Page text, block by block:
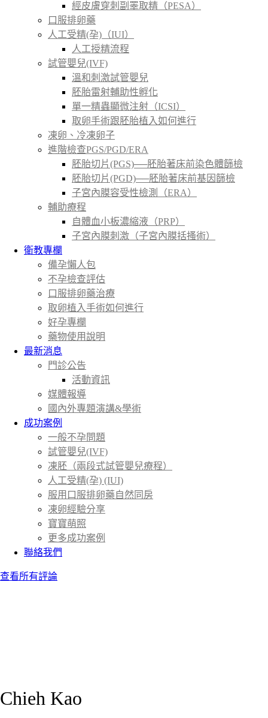
經皮膚穿刺副睪取精（PESA）
口服排卵藥
人工受精(孕)（IUI）
人工授精流程
試管嬰兒(IVF)
溫和刺激試管嬰兒
胚胎雷射輔助性孵化
單一精蟲顯微注射（ICSI）
取卵手術跟胚胎植入如何進行
凍卵、冷凍卵子
進階檢查PGS/PGD/ERA
胚胎切片(PGS)──胚胎著床前染色體篩檢
胚胎切片(PGD)──胚胎著床前基因篩檢
子宮內膜容受性檢測（ERA）
輔助療程
自體血小板濃縮液（PRP）
子宮內膜刺激（子宮內膜括搔術）
衛教專欄
備孕懶人包
不孕檢查評估
口服排卵藥治療
取卵植入手術如何進行
好孕專欄
藥物使用說明
最新消息
門診公告
活動資訊
媒體報導
國內外專題演講&學術
成功案例
一般不孕問題
試管嬰兒(IVF)
凍胚（兩段式試管嬰兒療程）
人工受精(孕) (IUI)
服用口服排卵藥自然同房
凍卵經驗分享
寶寶萌照
更多成功案例
聯絡我們
查看所有評論
Chieh Kao